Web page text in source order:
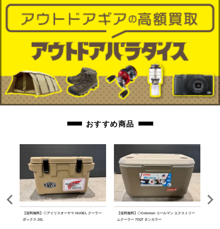
おすすめ商品
【送料無料】◇アイリスオーヤマ HUGEL クーラー
ボックス 20L
【送料無料】◇Coleman コールマン エクストリー
ムクーラー 70QT タンカラー